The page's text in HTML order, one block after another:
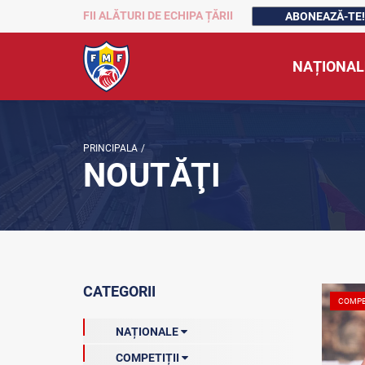
FII ALĂTURI DE ECHIPA ȚĂRII ABONEAZĂ-TE!
PRINCIPALA /
NOUTĂŢI
CATEGORII
NAȚIONALE
COMPETIȚII